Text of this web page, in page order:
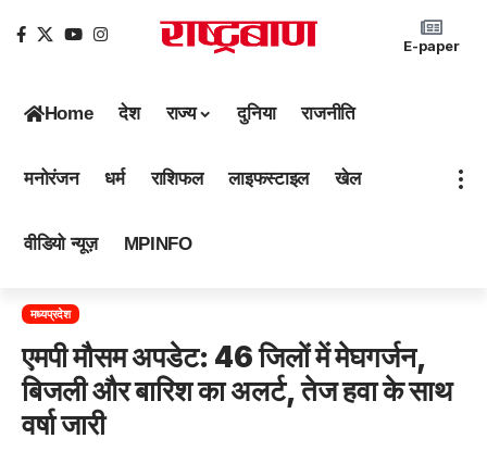
E-paper
Home देश राज्य दुनिया राजनीति
मनोरंजन धर्म राशिफल लाइफस्टाइल खेल
वीडियो न्यूज़ MPINFO
मध्यप्रदेश
एमपी मौसम अपडेट: 46 जिलों में मेघगर्जन,
बिजली और बारिश का अलर्ट, तेज हवा के साथ
वर्षा जारी